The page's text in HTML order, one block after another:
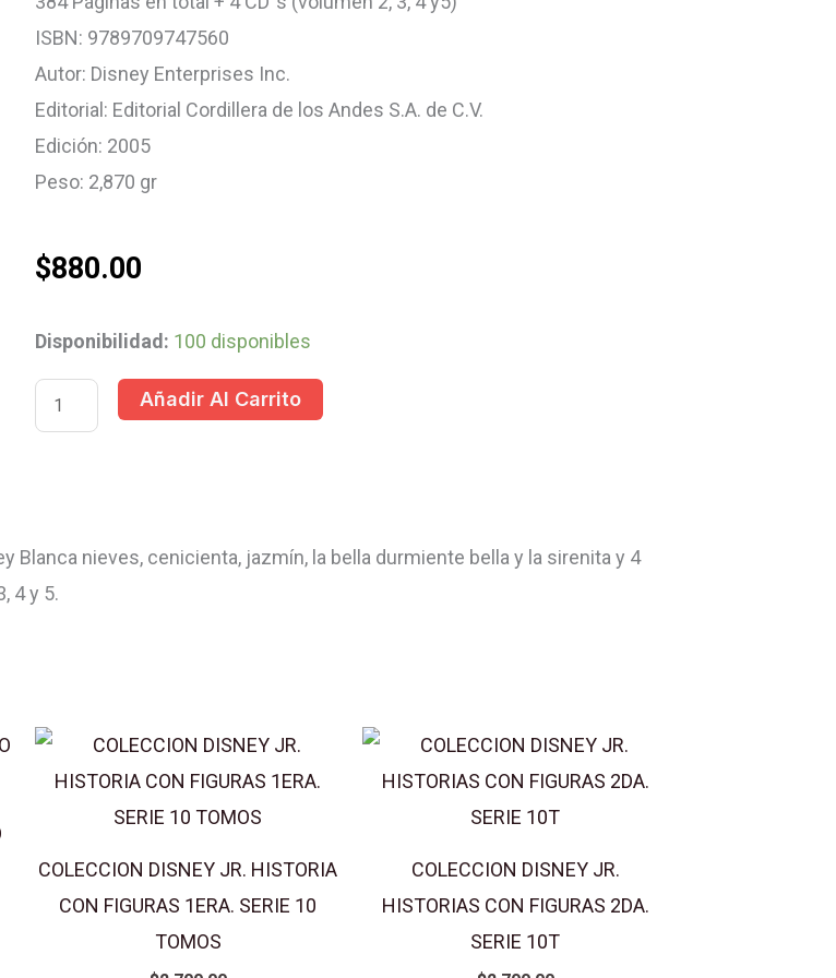
ISBN: 9789709747560
Autor: Disney Enterprises Inc.
Editorial: Editorial Cordillera de los Andes S.A. de C.V.
Edición: 2005
Peso: 2,870 gr
$880.00
Disponibilidad: 100 disponibles
COLECCION
DISNEY
PRINCESAS
4
CDS
Añadir Al Carrito
nieves, cenicienta, jazmín, la bella durmiente bella y la sirenita y 4
4 y 5.
COLECCION DISNEY JR. HISTORIA
CON FIGURAS 1ERA. SERIE 10
TOMOS
COLECCION DISNEY JR.
HISTORIAS CON FIGURAS 2DA.
SERIE 10T